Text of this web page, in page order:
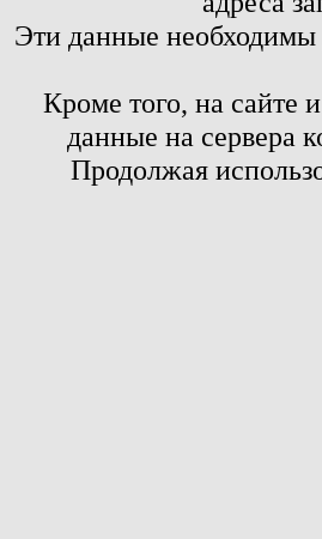
Эти данные
Кроме того, на сайте
данные на сервера
Продолжая